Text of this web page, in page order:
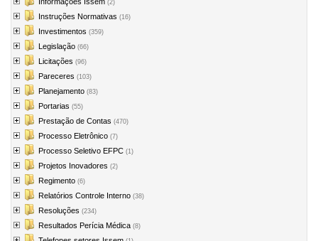
(2)
Instruções Normativas (16)
Investimentos (359)
Legislação (66)
Licitações (96)
Pareceres (103)
Planejamento (83)
Portarias (55)
Prestação de Contas (470)
Processo Eletrônico (7)
Processo Seletivo EFPC (1)
Projetos Inovadores (2)
Regimento (6)
Relatórios Controle Interno (38)
Resoluções (234)
Resultados Perícia Médica (8)